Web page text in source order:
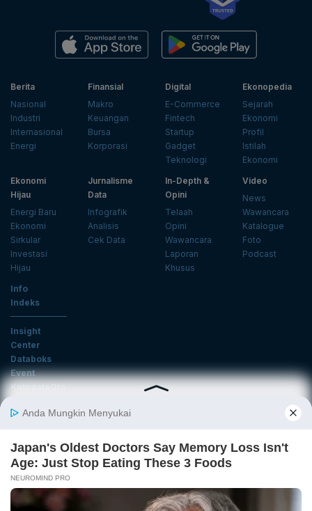
Berita
Nasional
Industri
Internasional
Energi
Finansial
Makro
Keuangan
Bursa
Korporasi
Digital
E-Commerce
Fintech
Startup
Gadget
Teknologi
Ekonopedia
Sejarah
Ekonomi
Profil
Istilah
Ekonomi
Ekonomi
Hijau
Energi Baru
Ekonomi
Sirkular
Investasi
Hijau
Jurnalisme
Data
Infografik
Analisis
Cek Data
In-Depth &
Opini
Telaah
Opini
Wawancara
Laporan
Khusus
Video
News
Wawancara
Katalogue
Foto
Podcast
Info
Indeks
Insight
Center
Databoks
Event
KatadataOto
Email
Daftar